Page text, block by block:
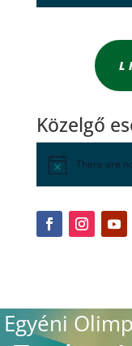
Közelgő
There are
Egyéni